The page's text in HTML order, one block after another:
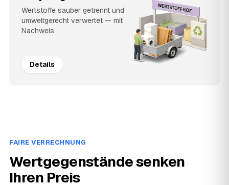
Wertstoffe sauber getrennt und
umweltgerecht verwertet — mit
Nachweis.
Details
FAIRE VERRECHNUNG
Wertgegenstände senken
Ihren Preis